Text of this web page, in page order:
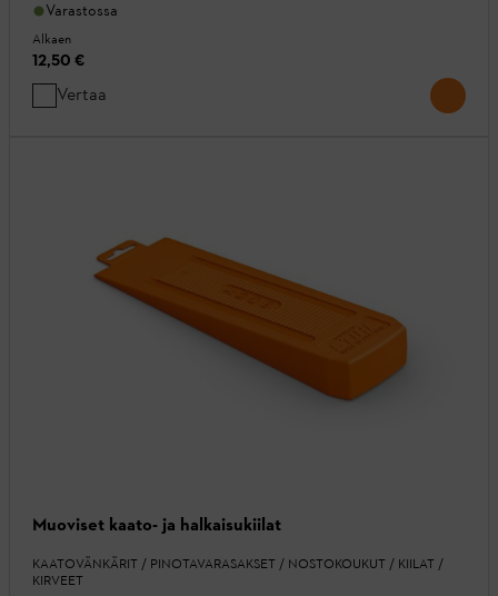
Varastossa
Alkaen
12,50 €
Vertaa
Muoviset kaato- ja halkaisukiilat
KAATOVÄNKÄRIT / PINOTAVARASAKSET / NOSTOKOUKUT / KIILAT /
KIRVEET